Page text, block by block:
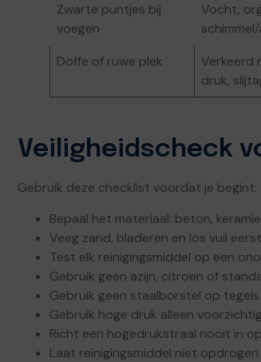
Zwarte puntjes bij
voegen
Vocht,
Doffe of ruwe plek
Verkeerd
druk,
Veiligheidscheck
Gebruik deze checklist voordat je begint:
Bepaal het materiaal: beton,
Veeg zand, bladeren en los vuil
Test elk reinigingsmiddel op een
Gebruik geen azijn, citroen of
Gebruik geen staalborstel op
Gebruik hoge druk alleen
Richt een hogedrukstraal nooit in
Laat reinigingsmiddel niet opdrogen